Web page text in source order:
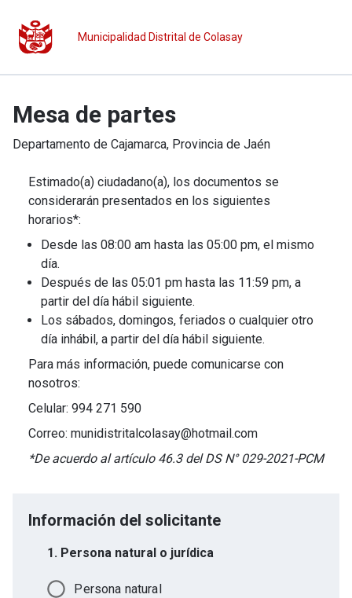
Municipalidad Distrital de Colasay
Mesa de partes
Departamento de Cajamarca, Provincia de Jaén
Estimado(a) ciudadano(a), los documentos se
considerarán presentados en los siguientes
horarios*:
Desde las 08:00 am hasta las 05:00 pm, el mismo
día.
Después de las 05:01 pm hasta las 11:59 pm, a
partir del día hábil siguiente.
Los sábados, domingos, feriados o cualquier otro
día inhábil, a partir del día hábil siguiente.
Para más información, puede comunicarse con
nosotros:
Celular: 994 271 590
Correo: munidistritalcolasay@hotmail.com
*De acuerdo al artículo 46.3 del DS N° 029-2021-PCM
Información del solicitante
1. Persona natural o jurídica
Persona natural